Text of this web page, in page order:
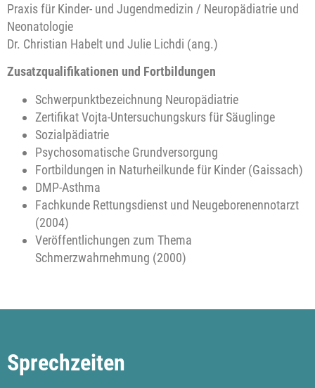
Praxis für Kinder- und Jugendmedizin / Neuropädiatrie und
Neonatologie
Dr. Christian Habelt und Julie Lichdi (ang.)
Zusatzqualifikationen und Fortbildungen
Schwerpunktbezeichnung Neuropädiatrie
Zertifikat Vojta-Untersuchungskurs für Säuglinge
Sozialpädiatrie
Psychosomatische Grundversorgung
Fortbildungen in Naturheilkunde für Kinder (Gaissach)
DMP-Asthma
Fachkunde Rettungsdienst und Neugeborenennotarzt
(2004)
Veröffentlichungen zum Thema
Schmerzwahrnehmung (2000)
Sprechzeiten